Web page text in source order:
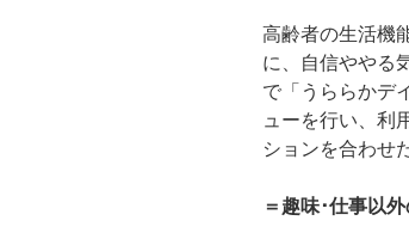
高齢者の生活機
に、自信ややる
で「うららかデ
ューを行い、利
ションを合わせ
＝趣味･仕事以